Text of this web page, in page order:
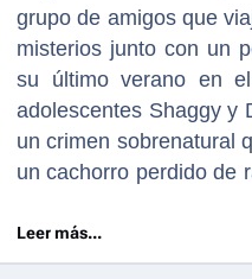
grupo de amigos que
misterios junto con un
su último verano en
adolescentes Shaggy y
un crimen sobrenatural
un cachorro perdido de
apuesto chico nuevo,
inquietante enigma que
Leer más...